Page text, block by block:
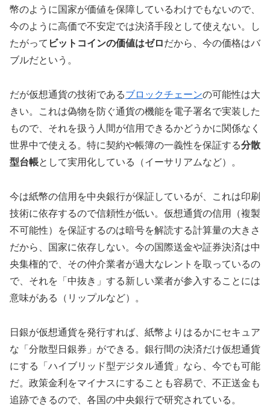
幣のように国家が価値を保障しているわけでもないので、
今のように高価で不安定では決済手段として使えない。し
たがって ビットコインの価値はゼロだから、今の価格はバ
ブルだという。
だが仮想通貨の技術であるブロックチェーンの可能性は大
きい。これは偽物を防ぐ通貨の機能を電子署名で実装した
もので、それを扱う人間が信用できるかどうかに関係なく
世界中で使える。特に契約や帳簿の一義性を保証する分散
型台帳として実用化している（イーサリアムなど）。
今は紙幣の信用を中央銀行が保証しているが、これは印刷
技術に依存するので信頼性が低い。仮想通貨の信用（複製
不可能性）を保証するのは暗号を解読する計算量の大きさ
だから、国家に依存しない。今の国際送金や証券決済は中
央集権的で、その仲介業者が過大なレントを取っているの
で、それを「中抜き」する新しい業者が参入することには
意味がある（リップルなど）。
日銀が仮想通貨を発行すれば、紙幣よりはるかにセキュア
な「分散型日銀券」ができる。銀行間の決済だけ仮想通貨
にする「ハイブリッド型デジタル通貨」なら、今でも可能
だ。政策金利をマイナスにすることも容易で、不正送金も
追跡できるので、各国の中央銀行で研究されている。